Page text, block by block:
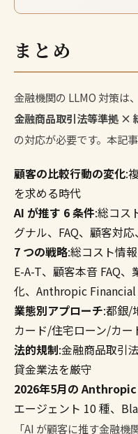
まとめ
金融機関の LLMO 対策は
金融商品取引法等準拠 ×
の対応が必要です。本記
顧客の比較行動の変化:
を求める時代
AI が推す 6 条件:総コス
グナル、FAQ、顧客対
7 つの戦略:総コスト情
E-A-T、顧客本音 FAQ
化、Anthropic
業態別アプローチ:都銀/
カード/住宅ローン/カー
法的規制:金融商品取引
貸金業法を厳守
2026年5月の
エージェント 10 種、
「AI が顧客に推す金融